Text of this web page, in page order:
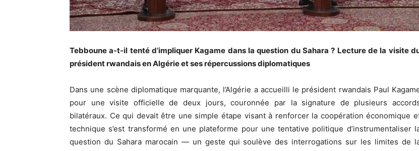
Tebboune a-t-il tenté d’impliquer Kagame dans la question du Sahara ? Lecture de la visite
président rwandais en Algérie et ses répercussions diplomatiques
Dans une scène diplomatique marquante, l’Algérie a accueilli le président rwandais Paul
pour une visite officielle de deux jours, couronnée par la signature de plusieurs
bilatéraux. Ce qui devait être une simple étape visant à renforcer la coopération économique
technique s’est transformé en une plateforme pour une tentative politique d’instrumentaliser
question du Sahara marocain — un geste qui soulève des interrogations sur les limites de